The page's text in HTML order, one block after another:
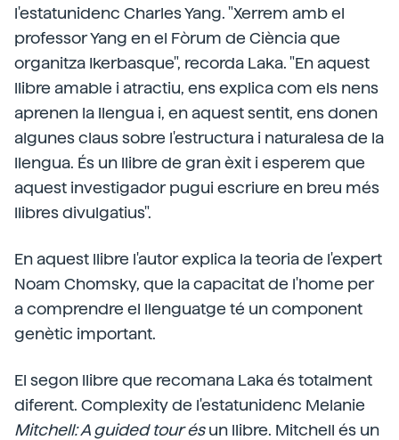
l'estatunidenc Charles Yang. "Xerrem amb el
professor Yang en el Fòrum de Ciència que
organitza Ikerbasque", recorda Laka. "En aquest
llibre amable i atractiu, ens explica com els nens
aprenen la llengua i, en aquest sentit, ens donen
algunes claus sobre l'estructura i naturalesa de la
llengua. És un llibre de gran èxit i esperem que
aquest investigador pugui escriure en breu més
llibres divulgatius".
En aquest llibre l'autor explica la teoria de l'expert
Noam Chomsky, que la capacitat de l'home per
a comprendre el llenguatge té un component
genètic important.
El segon llibre que recomana Laka és totalment
diferent. Complexity de l'estatunidenc Melanie
Mitchell: A guided tour ésun llibre. Mitchell és un